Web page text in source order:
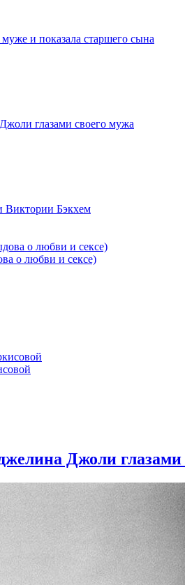
и показала старшего сына
глазами своего мужа
Виктории Бэкхем
о любви и сексе)
Джоли глазами